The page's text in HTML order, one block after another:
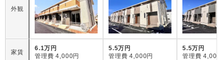
外観
家賃
6.1万円
管理費 4,000円
5.5万円
管理費 4,000円
5.5万円
管理費 4,000